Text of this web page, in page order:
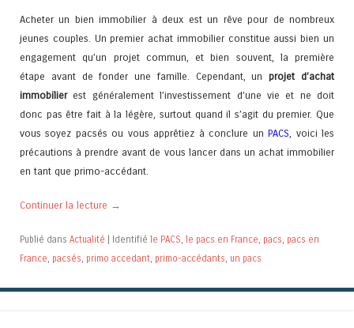
Acheter un bien immobilier à deux est un rêve pour de nombreux
jeunes couples. Un premier achat immobilier constitue aussi bien un
engagement qu’un projet commun, et bien souvent, la première
étape avant de fonder une famille. Cependant, unprojet d’achat
immobilierest généralement l’investissement d’une vie et ne doit
donc pas être fait à la légère, surtout quand il s’agit du premier. Que
vous soyez pacsés ou vous apprêtiez à conclure unPACS, voici les
précautions à prendre avant de vous lancer dans un achat immobilier
en tant que primo-accédant.
Continuer la lecture →
Publié dans Actualité Identifié le PACS, le pacs en France, pacs, pacs en
France, pacsés, primo accedant, primo-accédants, un pacs